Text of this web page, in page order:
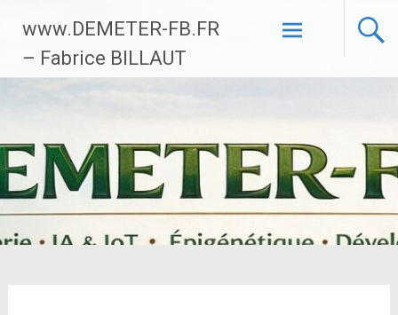
contenu
principal
www.DEMETER-FB.FR
– Fabrice BILLAUT